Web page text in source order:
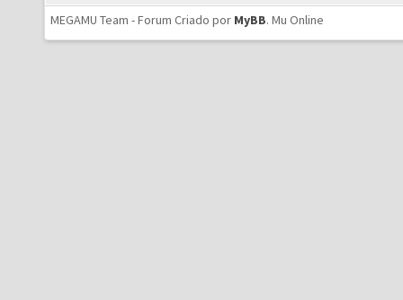
MEGAMU Team - Forum Criado por MyBB. Mu Online